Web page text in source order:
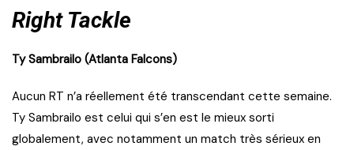
Right Tackle
Ty Sambrailo (Atlanta Falcons)
Aucun RT n’a réellement été transcendant cette semaine.
Ty Sambrailo est celui qui s’en est le mieux sorti
globalement, avec notamment un match très sérieux en